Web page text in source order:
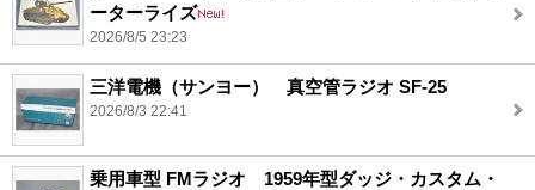
ーターライズ
2026/8/5 23:23
三洋電機（サンヨー） 真空管ラジオ SF-25
2026/8/3 22:41
乗用車型 FMラジオ 1959年型ダッジ・カスタム・